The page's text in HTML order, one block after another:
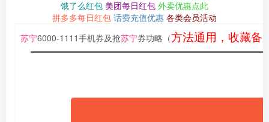
饿了么红包 美团每日红包 外卖优惠点此
拼多多每日红包 话费充值优惠 各类会员活动
苏宁6000-1111手机券及抢苏宁券功略（方法通用，收藏备